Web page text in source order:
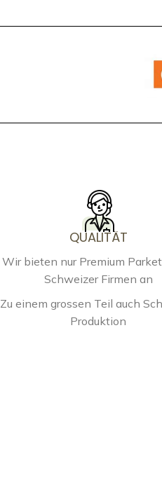
QUALITÄT
Wir bieten nur Premium
Schweizer Firmen an
Zu einem grossen Teil auch
Produktion